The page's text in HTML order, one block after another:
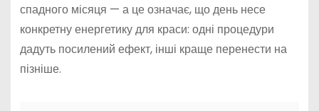
спадного місяця — а це означає, що день несе
конкретну енергетику для краси: одні процедури
дадуть посилений ефект, інші краще перенести на
пізніше.